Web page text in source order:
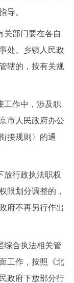
导。
部门要在各自
处、乡镇人民政
辖的，按有关规
作中，涉及职
市人民政府办公
接规则〉的通
行政执法职权
限划分调整的，
府不再另行作出
合执法相关管
工作，按照《北
政府下放部分行